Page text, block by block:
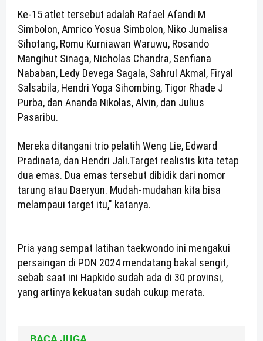
Ke-15 atlet tersebut adalah Rafael Afandi M
Simbolon, Amrico Yosua Simbolon, Niko Jumalisa
Sihotang, Romu Kurniawan Waruwu, Rosando
Mangihut Sinaga, Nicholas Chandra, Senfiana
Nababan, Ledy Devega Sagala, Sahrul Akmal, Firyal
Salsabila, Hendri Yoga Sihombing, Tigor Rhade J
Purba, dan Ananda Nikolas, Alvin, dan Julius
Pasaribu.
Mereka ditangani trio pelatih Weng Lie, Edward
Pradinata, dan Hendri Jali.Target realistis kita tetap
dua emas. Dua emas tersebut dibidik dari nomor
tarung atau Daeryun. Mudah-mudahan kita bisa
melampaui target itu," katanya.
Pria yang sempat latihan taekwondo ini mengakui
persaingan di PON 2024 mendatang bakal sengit,
sebab saat ini Hapkido sudah ada di 30 provinsi,
yang artinya kekuatan sudah cukup merata.